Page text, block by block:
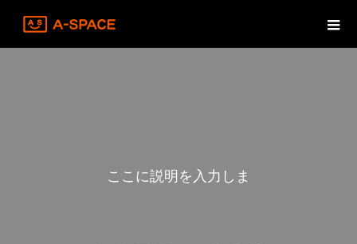
ここに説明を入力し ます